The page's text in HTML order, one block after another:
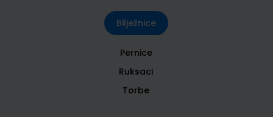
Bilježnice
Pernice
Ruksaci
Torbe